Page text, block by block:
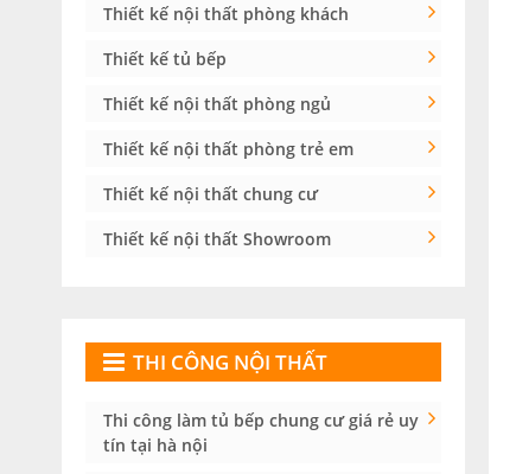
Thiết kế nội thất phòng khách
Thiết kế tủ bếp
Thiết kế nội thất phòng ngủ
Thiết kế nội thất phòng trẻ em
Thiết kế nội thất chung cư
Thiết kế nội thất Showroom
THI CÔNG NỘI THẤT
Thi công làm tủ bếp chung cư giá rẻ uy
tín tại hà nội